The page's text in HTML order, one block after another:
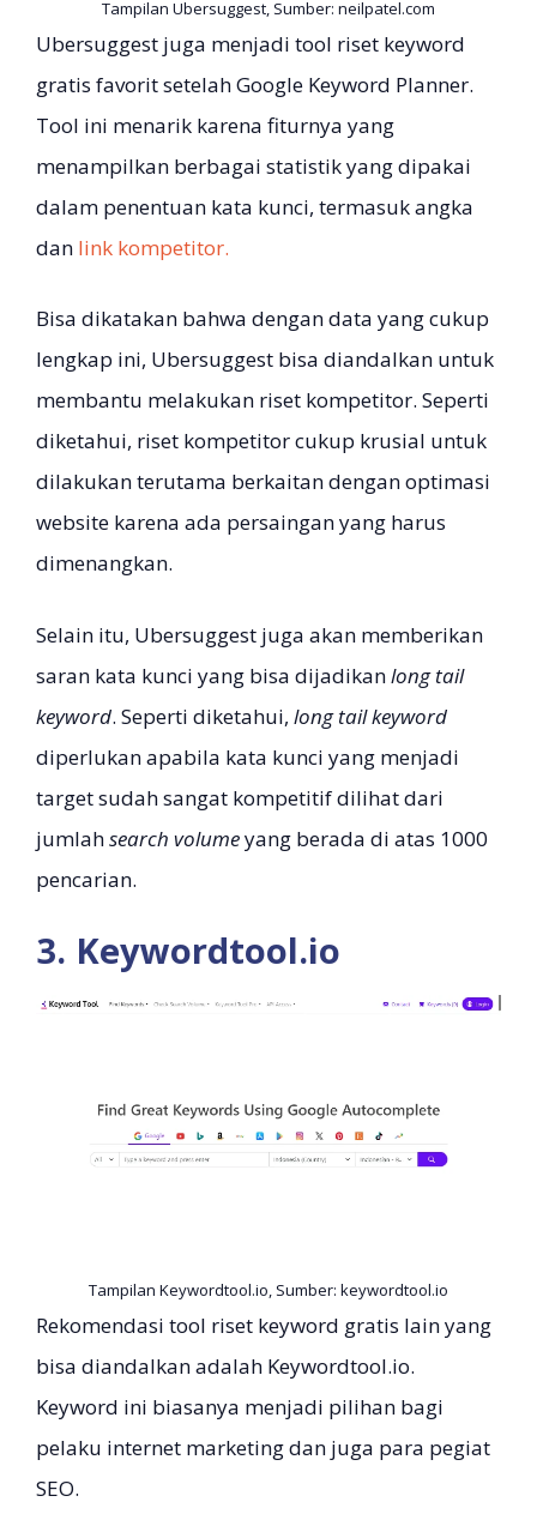
Tampilan Ubersuggest, Sumber: neilpatel.com
Ubersuggest juga menjadi tool riset keyword
gratis favorit setelah Google Keyword Planner.
Tool ini menarik karena fiturnya yang
menampilkan berbagai statistik yang dipakai
dalam penentuan kata kunci, termasuk angka
dan link kompetitor.
Bisa dikatakan bahwa dengan data yang cukup
lengkap ini, Ubersuggest bisa diandalkan untuk
membantu melakukan riset kompetitor. Seperti
diketahui, riset kompetitor cukup krusial untuk
dilakukan terutama berkaitan dengan optimasi
website karena ada persaingan yang harus
dimenangkan.
Selain itu, Ubersuggest juga akan memberikan
saran kata kunci yang bisa dijadikanlong tail
keyword. Seperti diketahui, long tail keyword
diperlukan apabila kata kunci yang menjadi
target sudah sangat kompetitif dilihat dari
jumlahsearch volumeyang berada di atas 1000
pencarian.
3. Keywordtool.io
Tampilan Keywordtool.io, Sumber: keywordtool.io
Rekomendasi tool riset keyword gratis lain yang
bisa diandalkan adalah Keywordtool.io.
Keyword ini biasanya menjadi pilihan bagi
pelaku internet marketing dan juga para pegiat
SEO.